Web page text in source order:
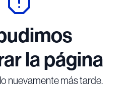
la página
nuevamente más tarde.